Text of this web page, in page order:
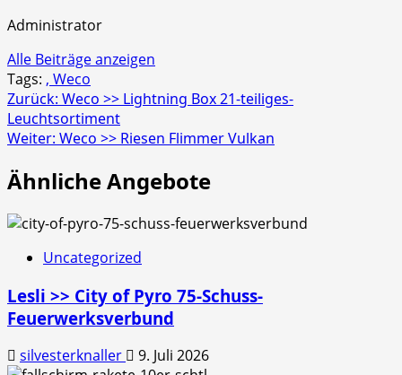
Administrator
Alle Beiträge anzeigen
Tags: , Weco
Beitragsnavigation
Zurück: Weco >> Lightning Box 21-teiliges-
Leuchtsortiment
Weiter: Weco >> Riesen Flimmer Vulkan
Ähnliche Angebote
Uncategorized
Lesli >> City of Pyro 75-Schuss-
Feuerwerksverbund
silvesterknaller 9. Juli 2026